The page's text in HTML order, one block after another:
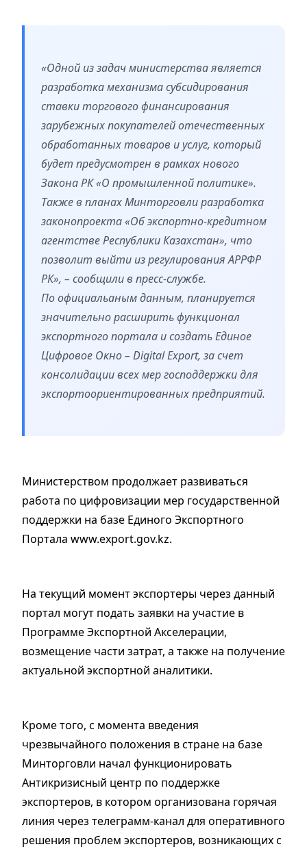
«Одной из задач министерства является
разработка механизма субсидирования
ставки торгового финансирования
зарубежных покупателей отечественных
обработанных товаров и услуг, который
будет предусмотрен в рамках нового
Закона РК «О промышленной политике».
Также в планах Минторговли разработка
законопроекта «Об экспортно-кредитном
агентстве Республики Казахстан», что
позволит выйти из регулирования АРРФР
РК», – сообщили в пресс-службе.
По официальаным данным, планируется
значительно расширить функционал
экспортного портала и создать Единое
Цифровое Окно – Digital Export, за счет
консолидации всех мер господдержки для
экспортоориентированных предприятий.
Министерством продолжает развиваться
работа по цифровизации мер государственной
поддержки на базе Единого Экспортного
Портала www.export.gov.kz.
На текущий момент экспортеры через данный
портал могут подать заявки на участие в
Программе Экспортной Акселерации,
возмещение части затрат, а также на получение
актуальной экспортной аналитики.
Кроме того, с момента введения
чрезвычайного положения в стране на базе
Минторговли начал функционировать
Антикризисный центр по поддержке
экспортеров, в котором организована горячая
линия через телеграмм-канал для оперативного
решения проблем экспортеров, возникающих с